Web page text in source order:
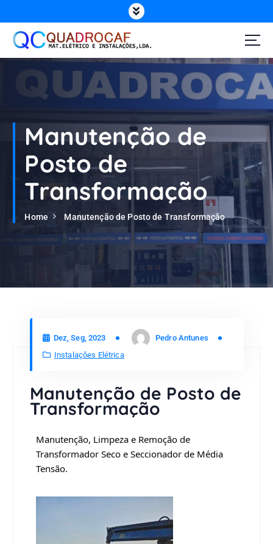
Manutenção de
Posto de
Transformação
Home Manutenção de Posto de Transformação
Dez, Seg, 2023
Pedro Antunes
Instalações Elétrica
Manutenção de Posto de
Transformação
Manutenção, Limpeza e Remoção de
Transformador Seco e Seccionador de Média
Tensão.